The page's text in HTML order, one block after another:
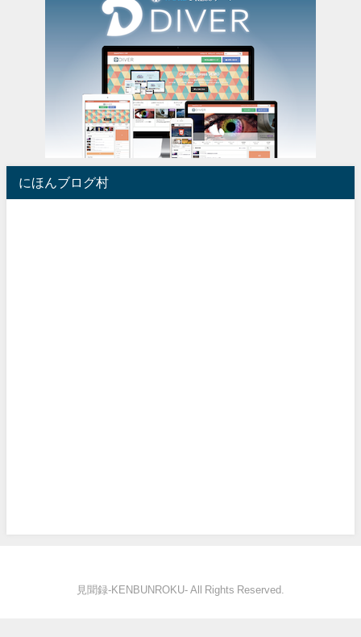
にほんブログ村
見聞録‐KENBUNROKU- All Rights Reserved.